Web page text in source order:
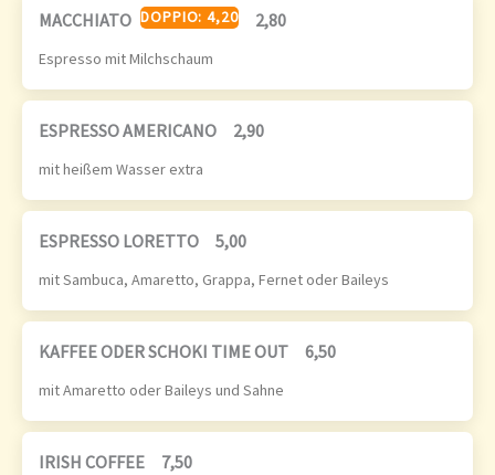
MACCHIATO DOPPIO: 4,20 2,80
Espresso mit Milchschaum
ESPRESSO AMERICANO 2,90
mit heißem Wasser extra
ESPRESSO LORETTO 5,00
mit Sambuca, Amaretto, Grappa, Fernet oder Baileys
KAFFEE ODER SCHOKI TIME OUT 6,50
mit Amaretto oder Baileys und Sahne
IRISH COFFEE 7,50